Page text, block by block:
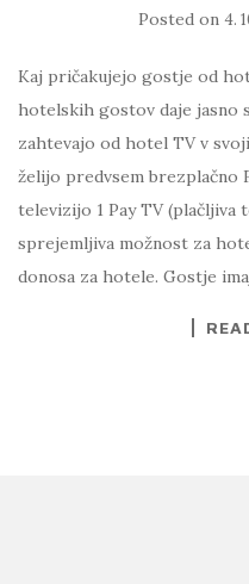
Posted on 4.
Kaj pričakujejo gostje od
hotelskih gostov daje jasno
zahtevajo od hotel TV v
želijo predvsem brezplačno
televizijo 1 Pay TV
sprejemljiva možnost za
donosa za hotele. Gostje